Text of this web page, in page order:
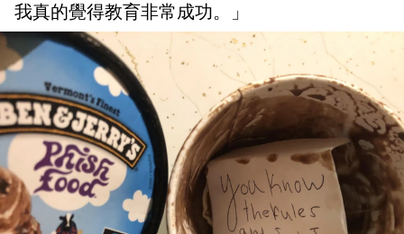
我真的覺得教育非常成功。」